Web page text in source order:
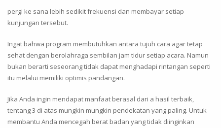
pergi ke sana lebih sedikit frekuensi dan membayar setiap
kunjungan tersebut.
Ingat bahwa program membutuhkan antara tujuh cara agar tetap
sehat dengan berolahraga sembilan jam tidur setiap acara. Namun
bukan berarti seseorang tidak dapat menghadapi rintangan seperti
itu melalui memiliki optimis pandangan.
Jika Anda ingin mendapat manfaat berasal dari a hasil terbaik,
tentang 3 di atas mungkin mungkin pendekatan yang paling. Untuk
membantu Anda mencegah berat badan yang tidak diinginkan